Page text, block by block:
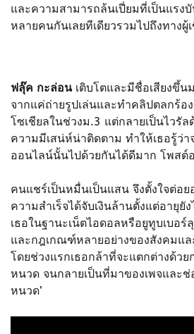
และความสามารถล้นเปี่ยมที่เป็นแรง
หลายคนกันเลยทีเดียวรวมไปถึงทางผู้
ฟลุ๊ค กะล่อนเติบโตและมีชื่อเสียงขึ้น
จากแค่ถ่ายรูปเล่นและทำคลิปตลกร้อ
โซเชียลในช่วงม.3 แต่กลายเป็นไวรั
ความมีเสน่ห์น่าติดตาม ทำให้เธอรู้ว่า
ออนไลน์นั้นไปด้วยกันได้ดีมาก โพสต์
คนแชร์เป็นหมื่นเป็นแสน จึงตั้งใจต่อ
ความสำเร็จได้จับเงินล้านตั้งแต่อายุยั
เธอในฐานะเน็ตไอดอลหรือยูทูบเบอ
และกฎเกณฑ์หลายอย่างของสังคมแ
โดยช่วงแรกเธอกล้าที่จะแตกต่างด้ว
หนวด จนกลายเป็นที่มาของเพจและ
หนวด’